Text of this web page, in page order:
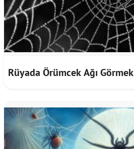
Rüyada Örümcek Ağı Görmek